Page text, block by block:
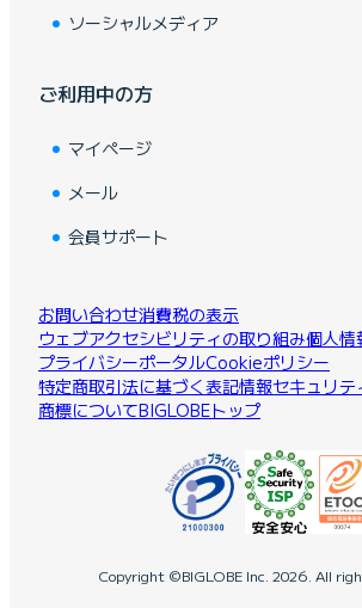
ソーシャルメディア
ご利用中の方
マイページ
メール
会員サポート
お問い合わせ消費税の表示
ウェブアクセシビリティの取り組み個人情
プライバシーポータルCookieポリシー
特定商取引法に基づく表記情報セキュリテ
商標についてBIGLOBEトップ
Copyright ©BIGLOBE Inc. 2026. All